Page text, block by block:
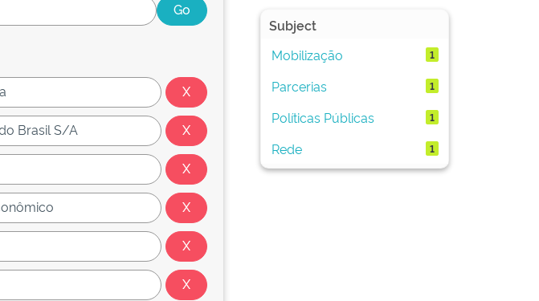
Subject
Mobilização
1
Parcerias 1
Políticas Públicas 1
Rede 1